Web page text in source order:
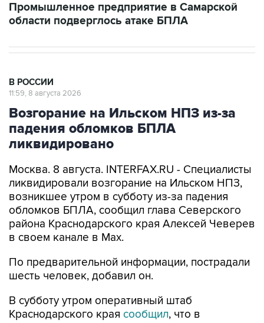
Промышленное предприятие в Самарской
области подверглось атаке БПЛА
В РОССИИ
11:59, 8 августа 2026
Возгорание на Ильском НПЗ из-за
падения обломков БПЛА
ликвидировано
Москва. 8 августа. INTERFAX.RU - Специалисты
ликвидировали возгорание на Ильском НПЗ,
возникшее утром в субботу из-за падения
обломков БПЛА, сообщил глава Северского
района Краснодарского края Алексей Чеверев
в своем канале в Max.
По предварительной информации, пострадали
шесть человек, добавил он.
В субботу утром оперативный штаб
Краснодарского края сообщил, что в